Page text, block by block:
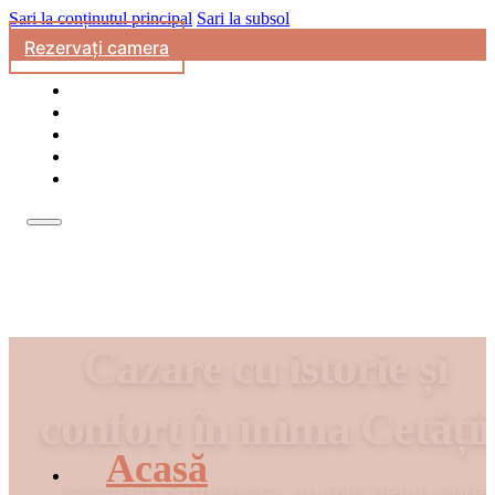
Sari la conținutul principal Sari la subsol
Rezervați camera
Acasă